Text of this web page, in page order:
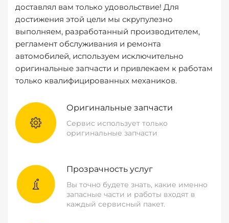
доставлял вам только удовольствие! Для
достижения этой цели мы скрупулезно
выполняем, разработанный производителем,
регламент обслуживания и ремонта
автомобилей, используем исключительно
оригинальные запчасти и привлекаем к работам
только квалифицированных механиков.
Оригинальные запчасти
Сервис использует только
оригинальные запчасти
Прозрачность услуг
Вы точно будете знать, какие именно
запасные части и работы входят в
каждый сервисный пакет.